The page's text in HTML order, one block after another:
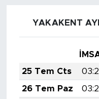
YAKAKENT
25 Tem Cts
26 Tem Paz